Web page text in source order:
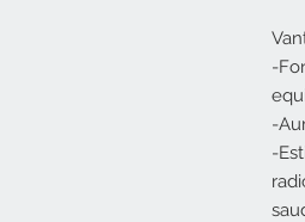
-
-
-